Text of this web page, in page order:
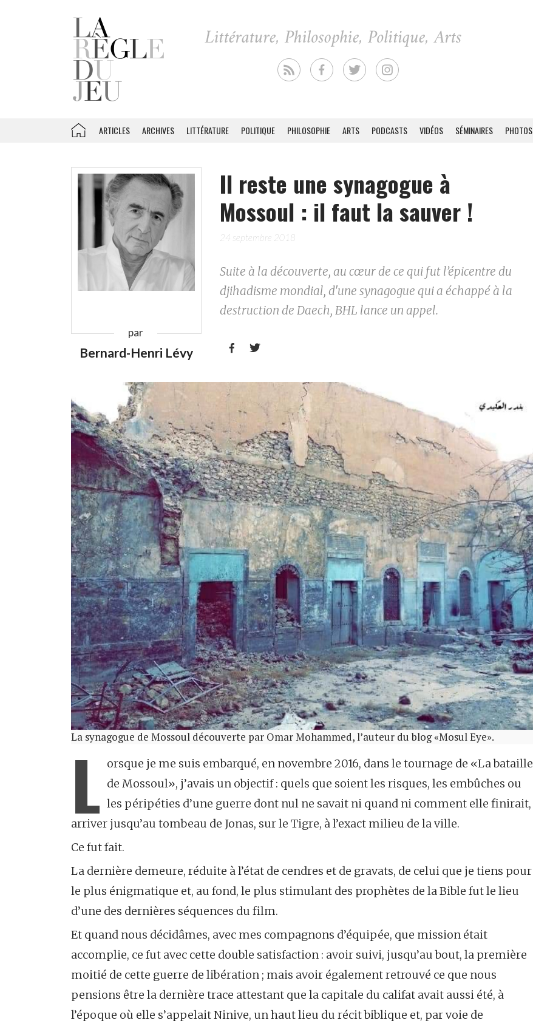
ARTICLES ARCHIVES LITTÉRATURE POLITIQUE PHILOSOPHIE ARTS PODCASTS VIDÉOS SÉMINAIRES PHOTOS
par
Bernard-Henri Lévy
Il reste une synagogue à
Mossoul : il faut la sauver !
24 septembre 2018
Suite à la découverte, au cœur de ce qui fut l’épicentre du
djiha­disme mondial, d'une synagogue qui a échappé à la
destruction de Daech, BHL lance un appel.
 
La synagogue de Mossoul découverte par Omar Mohammed, l’au­teur du blog «Mosul Eye».
L orsque je me suis embarqué, en novembre 2016, dans le tournage de «La bataille
de Mossoul», j’avais un objectif : quels que soient les risques, les embûches ou
les péripé­ties d’une guerre dont nul ne savait ni quand ni comment elle finirait,
arriver jusqu’au tombeau de Jonas, sur le Tigre, à l’exact milieu de la ville.
Ce fut fait.
La dernière demeure, réduite à l’état de cendres et de gravats, de celui que je tiens pour
le plus énigmatique et, au fond, le plus stimulant des prophètes de la Bible fut le lieu
d’une des dernières séquences du film.
Et quand nous décidâmes, avec mes compagnons d’équipée, que mission était
accomplie, ce fut avec cette double satisfac­tion : avoir suivi, jusqu’au bout, la première
moitié de cette guerre de libération ; mais avoir également retrouvé ce que nous
pensions être la dernière trace attestant que la capitale du cali­fat avait aussi été, à
l’époque où elle s’appelait Ninive, un haut lieu du récit biblique et, par voie de